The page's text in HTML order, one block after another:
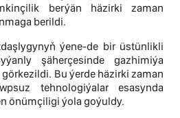
berýän häzirki zaman
berildi.
ýene-de bir üstünlikli
şäherçesinde gazhimiýa
Bu ýerde häzirki zaman
tehnologiýalar esasynda
önümçiligi ýola goýuldy.